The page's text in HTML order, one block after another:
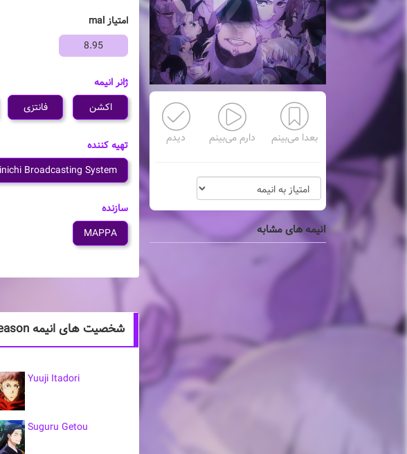
بعدا می‌بینم دارم می‌بینم دیدم
انیمه های مشابه
امتیاز mal
8.95
ژانر انیمه
اکشن
فانتزی
تهیه کننده
Broadcasting System
سازنده
MAPPA
شخصیت های انیمه Jujutsu Kaisen 2nd Season
Yuuji Itadori
Suguru Getou